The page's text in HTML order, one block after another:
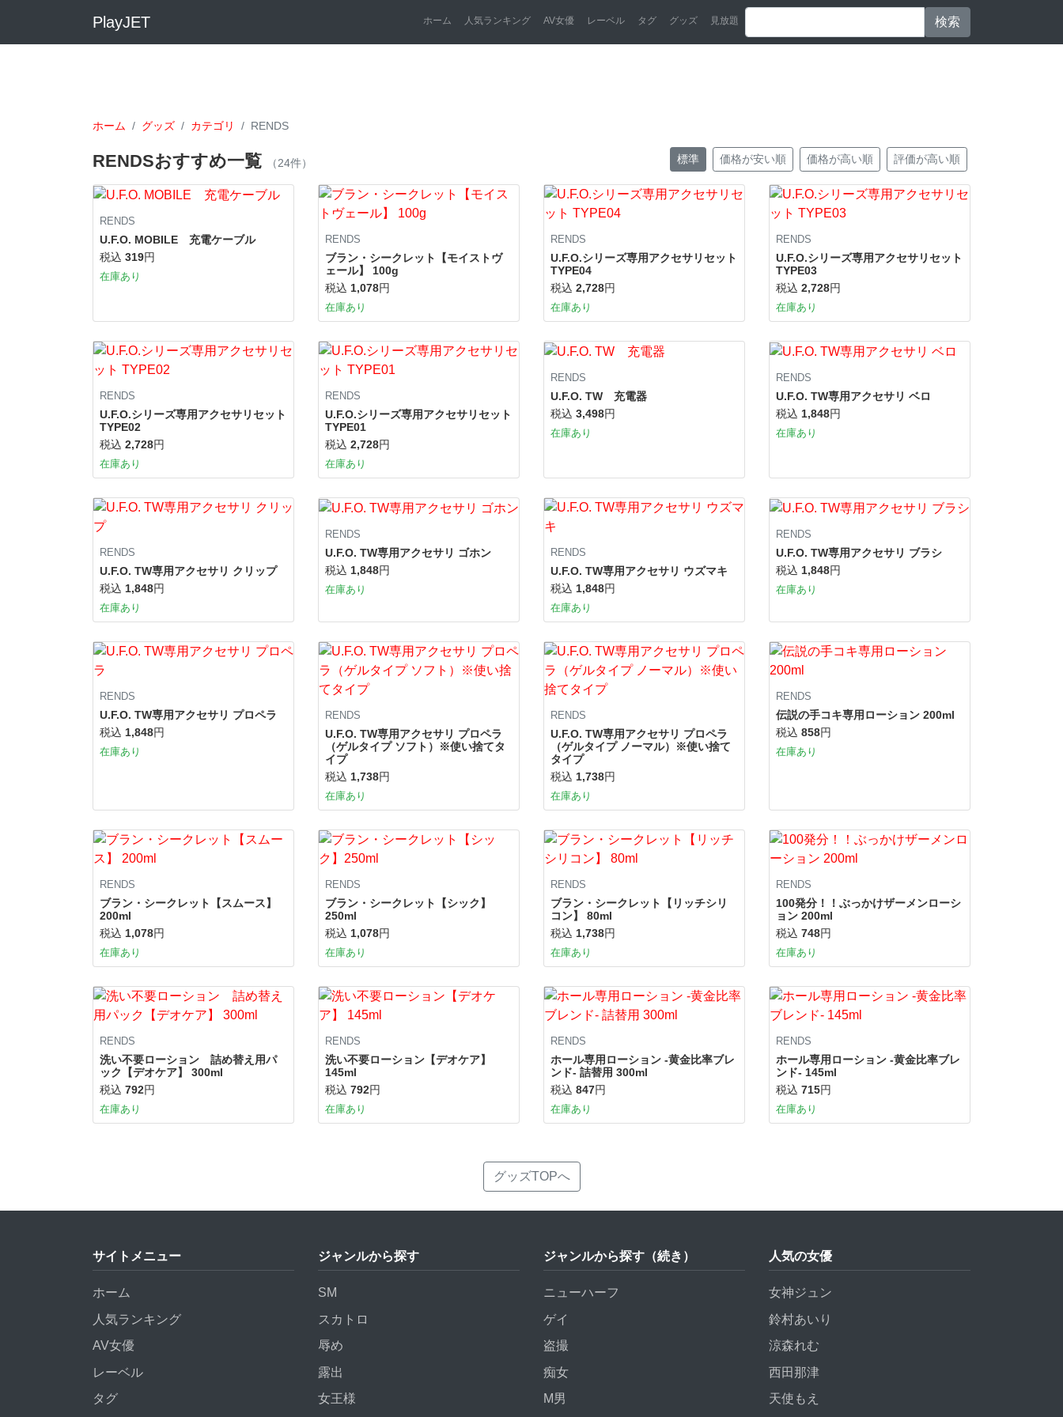
PlayJET ホーム 人気ランキング AV女優 レーベル タグ グッズ 見放題 検索
ホーム グッズ カテゴリ RENDS
RENDSおすすめ一覧 （24件） 標準 価格が安い順 価格が高い順 評価が高い順
RENDS
U.F.O. MOBILE 充電ケーブル
税込 319円
在庫あり
RENDS
ブラン・シークレット【モイストヴ
ェール】 100g
税込 1,078円
在庫あり
RENDS
U.F.O.シリーズ専用アクセサリセット
TYPE04
税込 2,728円
在庫あり
RENDS
U.F.O.シリーズ専用アクセサリセット
TYPE03
税込 2,728円
在庫あり
RENDS
U.F.O.シリーズ専用アクセサリセット
TYPE02
税込 2,728円
在庫あり
RENDS
U.F.O.シリーズ専用アクセサリセット
TYPE01
税込 2,728円
在庫あり
RENDS
U.F.O. TW 充電器
税込 3,498円
在庫あり
RENDS
U.F.O. TW専用アクセサリ ベロ
税込 1,848円
在庫あり
RENDS
U.F.O. TW専用アクセサリ クリップ
税込 1,848円
在庫あり
RENDS
U.F.O. TW専用アクセサリ ゴホン
税込 1,848円
在庫あり
RENDS
U.F.O. TW専用アクセサリ ウズマキ
税込 1,848円
在庫あり
RENDS
U.F.O. TW専用アクセサリ ブラシ
税込 1,848円
在庫あり
RENDS
U.F.O. TW専用アクセサリ プロペラ
税込 1,848円
在庫あり
RENDS
U.F.O. TW専用アクセサリ プロペラ
（ゲルタイプ ソフト）※使い捨てタ
イプ
税込 1,738円
在庫あり
RENDS
U.F.O. TW専用アクセサリ プロペラ
（ゲルタイプ ノーマル）※使い捨て
タイプ
税込 1,738円
在庫あり
RENDS
伝説の手コキ専用ローション 200ml
税込 858円
在庫あり
RENDS
ブラン・シークレット【スムース】
200ml
税込 1,078円
在庫あり
RENDS
ブラン・シークレット【シック】
250ml
税込 1,078円
在庫あり
RENDS
ブラン・シークレット【リッチシリ
コン】 80ml
税込 1,738円
在庫あり
RENDS
100発分！！ぶっかけザーメンローシ
ョン 200ml
税込 748円
在庫あり
RENDS
洗い不要ローション 詰め替え用パ
ック【デオケア】 300ml
税込 792円
在庫あり
RENDS
洗い不要ローション【デオケア】
145ml
税込 792円
在庫あり
RENDS
ホール専用ローション -黄金比率ブレ
ンド- 詰替用 300ml
税込 847円
在庫あり
RENDS
ホール専用ローション -黄金比率ブレ
ンド- 145ml
税込 715円
在庫あり
グッズTOPへ
サイトメニュー
ホーム
人気ランキング
AV女優
レーベル
タグ
ジャンルから探す
SM
スカトロ
辱め
露出
女王様
ジャンルから探す（続き）
ニューハーフ
ゲイ
盗撮
痴女
M男
人気の女優
女神ジュン
鈴村あいり
涼森れむ
西田那津
天使もえ